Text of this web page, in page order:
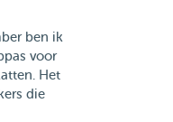
ben ik
voor
Het
die